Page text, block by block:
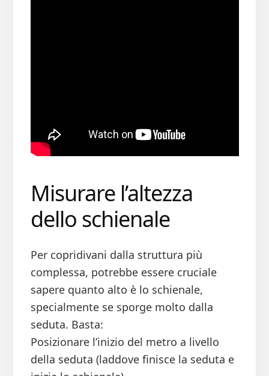
Misurare l’altezza
dello schienale
Per copridivani dalla struttura più
complessa, potrebbe essere cruciale
sapere quanto alto è lo schienale,
specialmente se sporge molto dalla
seduta. Basta:
Posizionare l’inizio del metro a livello
della seduta (laddove finisce la seduta e